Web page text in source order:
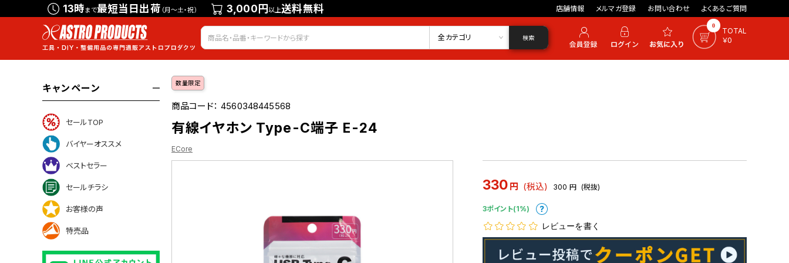
13時まで最短当日出荷 （月～土・祝） 3,000円以上送料無料 店舗情報 メルマガ登録 お問い合わせ よくあるご質問
会員登録 ログイン お気に入り 0
TOTAL
￥0
全カテゴリ 検索
キャンペーン
セールTOP
バイヤーオススメ
ベストセラー
セールチラシ
お客様の声
特売品
数量限定
商品コード：4560348445568
有線イヤホン Type-C端子 E-24
ECore
330 円 (税込) 300 円 (税抜)
3ポイント(1%)
レビューを書く